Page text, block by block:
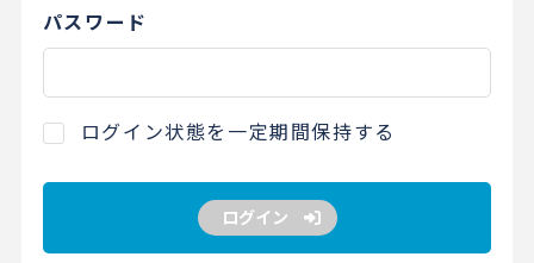
パスワード
ログイン状態を一定期間保持する
ログイン